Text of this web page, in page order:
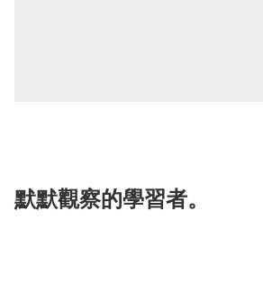
默默觀察的學習者。